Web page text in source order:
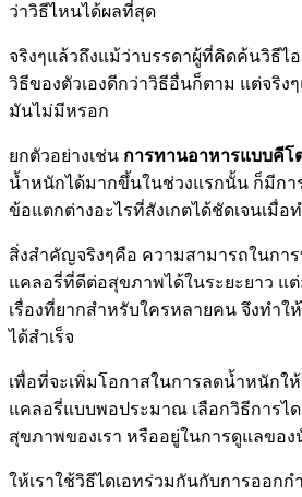
ว่าวิธีไหนได้ผลที่สุด
จริงๆแล้วถึงแม้ว่าบรรดาผู้ที่คิดค้นวิธีไ
วิธีของตัวเองดีกว่าวิธีอื่นก็ตาม แต่จริง
มันไม่มีหรอก
ยกตัวอย่างเช่น การทานอาหารแบบคีโ
น้ำหนักได้มากขึ้นในช่วงแรกนั้น ก็มีกา
ข้อแตกต่างอะไรที่สังเกตได้ชัดเจนเมื่อ
สิ่งสำคัญจริงๆคือ ความสามารถในกา
แคลอรี่ที่ดีต่อสุขภาพได้ในระยะยาว แ
เรื่องที่ยากสำหรับใครหลายคน จึงทำ
ได้สำเร็จ
เพื่อที่จะเพิ่มโอกาสในการลดน้ำหนักใ
แคลอรี่แบบพอประมาณ เลือกวิธีการไ
สุขภาพของเรา หรืออยู่ในการดูแลขอ
ให้เราใช้วิธีไดเอทร่วมกันกับการออกก